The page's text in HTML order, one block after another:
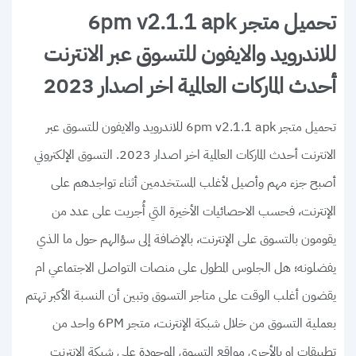
تحميل متجر 6pm v2.1.1 apk
للاندرويد والايفون للتسوق عبر الانترنت
أحدث الماركات العالمية اخر اصدار 2023
تحميل متجر 6pm v2.1.1 apk للاندرويد والايفون للتسوق عبر
الانترنت أحدث الماركات العالمية اخر اصدار 2023. التسوق الإلكتروني
أصبح جزء مهم وأصيل لأغلب المستخدمين أثناء تواجدهم على
الإنترنت، فحسب الاحصائيات الأخيرة التي أُجريت على عدد من
يقومون بالتسوق على الإنترنت، بالإضافة إلى سؤالهم حول ما الذي
يفضلونه؛ هل الجلوس المطول على منصات التواصل الاجتماعي ام
يقضون أغلب الوقت على متاجر التسوق وتبين أن النسبة الأكبر تهتم
بعملية التسوق من خلال شبكة الإنترنت، متجر 6PM واحد من
تطبيقات او بالأحرى مواقع التسوق الموجودة على شبكة الانترنت